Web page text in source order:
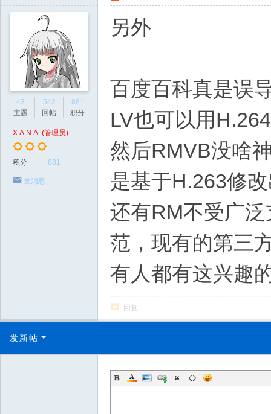
43
主题
542
回帖
881
积分
X.A.N.A. (管理员)
积分 881
发消息
另外
百度百科真是误
LV也可以用
然后RMVB没啥
是基于H.263修
还有RM不受广
范，现有的第三
有人都有这兴趣
回复
发新帖